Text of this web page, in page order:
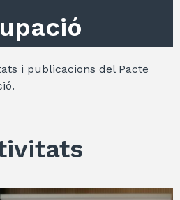
i publicacions del Pacte